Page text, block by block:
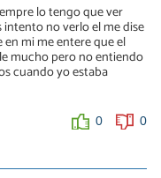
lo tengo que ver
no verlo el me dise
mi me entere que el
mucho pero no entiendo
cuando yo estaba
0 0